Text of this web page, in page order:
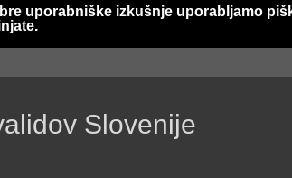
uporabniške izkušnje uporabljamo
Slovenije